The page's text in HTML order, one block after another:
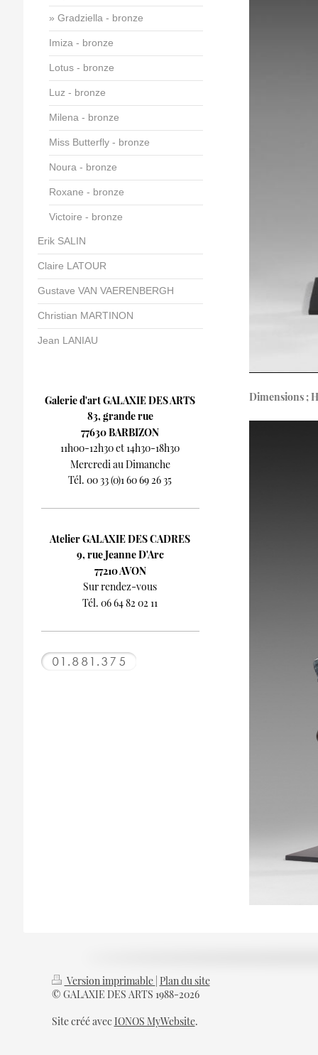
Dimensions ;
Gradziella - bronze
Imiza - bronze
Lotus - bronze
Luz - bronze
Milena - bronze
Miss Butterfly - bronze
Noura - bronze
Roxane - bronze
Victoire - bronze
Erik SALIN
Claire LATOUR
Gustave VAN VAERENBERGH
Christian MARTINON
Jean LANIAU
Galerie d'art GALAXIE DES ARTS
83, grande rue
77630 BARBIZON
11h00-12h30 et 14h30-18h30
Mercredi au Dimanche
Tél. 00 33 (0)1 60 69 26 35
Atelier GALAXIE DES CADRES
9, rue Jeanne D'Arc
77210 AVON
Sur rendez-vous
Tél. 06 64 82 02 11
Version imprimable Plan du site
© GALAXIE DES ARTS 1988-2026
Site créé avec IONOS MyWebsite.